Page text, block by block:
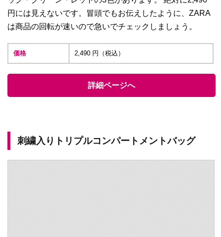
円には見えないです。冒頭でもお伝えしたように、ZARA
は商品の回転が速いので急いでチェックしましょう。
価格 2,490 円（税込）
詳細ページへ
刺繍入りトリプルコンパートメントバッグ